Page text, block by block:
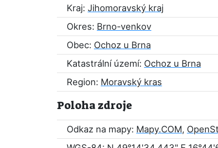
Kraj: Jihomoravský kraj
Okres: Brno-venkov
Obec: Ochoz u Brna
Katastrální území: Ochoz u Brna
Region: Moravský kras
Poloha zdroje
Odkaz na mapy: Mapy.COM,